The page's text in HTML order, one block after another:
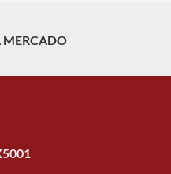
MERCADO